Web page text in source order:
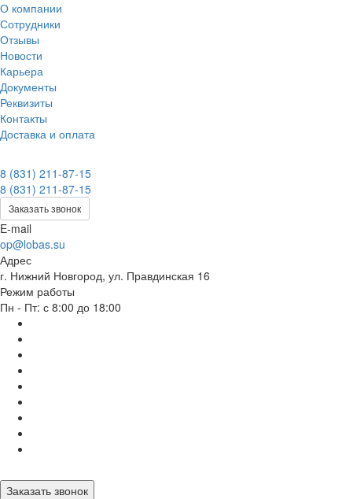
О компании
Сотрудники
Отзывы
Новости
Карьера
Документы
Реквизиты
Контакты
Доставка и оплата
8 (831) 211-87-15
8 (831) 211-87-15
Заказать звонок
E-mail
op@lobas.su
Адрес
г. Нижний Новгород, ул. Правдинская 16
Режим работы
Пн - Пт: с 8:00 до 18:00
Заказать звонок